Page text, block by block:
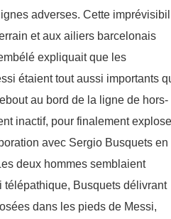
adverses. Cette
et aux ailiers barcelonais
expliquait que les
étaient tout aussi importants
au bord de la ligne de hors-
inactif, pour finalement
avec Sergio Busquets en
deux hommes semblaient
télépathique, Busquets délivrant
dans les pieds de Messi,